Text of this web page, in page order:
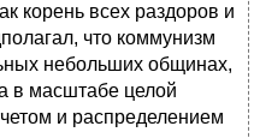
корень всех раздоров и
что коммунизм
небольших общинах,
в масштабе целой
и распределением